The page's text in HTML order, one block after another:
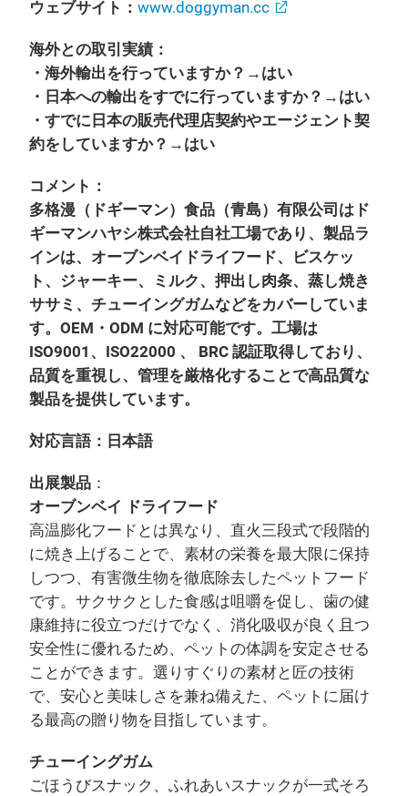
ウェブサイト： www.doggyman.cc
海外との取引実績：
・海外輸出を行っていますか？→はい
・日本への輸出をすでに行っていますか？→はい
・すでに日本の販売代理店契約やエージェント契
約をしていますか？→はい
コメント：
多格漫（ドギーマン）食品（青島）有限公司はド
ギーマンハヤシ株式会社自社工場であり、製品ラ
インは、オーブンベイドライフード、ビスケッ
ト、ジャーキー、ミルク、押出し肉条、蒸し焼き
ササミ、チューイングガムなどをカバーしていま
す。OEM・ODM に対応可能です。工場は
ISO9001、ISO22000 、 BRC 認証取得しており、
品質を重視し、管理を厳格化することで高品質な
製品を提供しています。
対応言語：日本語
出展製品 ：
オーブンベイ ドライフード
高温膨化フードとは異なり、直火三段式で段階的
に焼き上げることで、素材の栄養を最大限に保持
しつつ、有害微生物を徹底除去したペットフード
です。サクサクとした食感は咀嚼を促し、歯の健
康維持に役立つだけでなく、消化吸収が良く且つ
安全性に優れるため、ペットの体調を安定させる
ことができます。選りすぐりの素材と匠の技術
で、安心と美味しさを兼ね備えた、ペットに届け
る最高の贈り物を目指しています。
チューイングガム
ごほうびスナック、ふれあいスナックが一式そろ